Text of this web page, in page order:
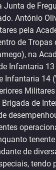
Junta de
António
pela
de Tropas
na
Infantaria
Infantaria 14
de
de
tendo